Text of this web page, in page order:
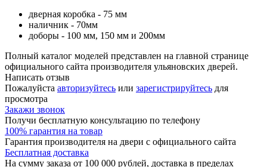
дверная коробка - 75 мм
наличник - 70мм
доборы - 100 мм, 150 мм и 200мм
Полный каталог моделей представлен на главной странице
официального сайта производителя ульяновских дверей.
Написать отзыв
Пожалуйста авторизуйтесь или зарегистрируйтесь для
просмотра
Закажи звонок
Получи бесплатную консультацию по телефону
100% гарантия на товар
Гарантия производителя на двери с официального сайта
Бесплатная доставка
На сумму заказа от 100 000 рублей, доставка в пределах